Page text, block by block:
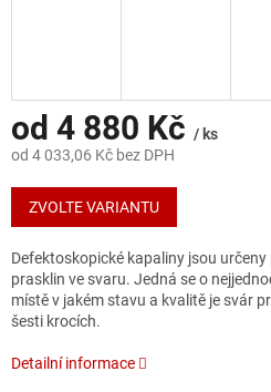
od 4 880 Kč / ks
od 4 033,06 Kč bez DPH
Měrná
cena:
ZVOLTE VARIANTU
Defektoskopické kapaliny jsou
prasklin ve svaru. Jedná se o
místě v jakém stavu a kvalitě je svár
šesti krocích.
Detailní informace